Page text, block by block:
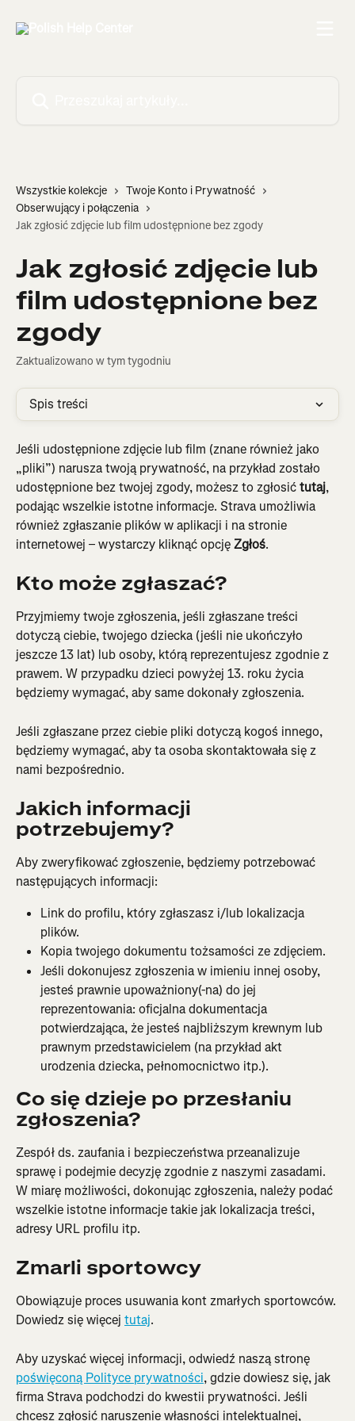
Wszystkie kolekcje
Twoje Konto i Prywatność
Obserwujący i połączenia
Jak zgłosić zdjęcie lub film udostępnione bez zgody
Jak zgłosić zdjęcie lub
film udostępnione bez
zgody
Zaktualizowano w tym tygodniu
Spis treści
Jeśli udostępnione zdjęcie lub film (znane również jako
„pliki”) narusza twoją prywatność, na przykład zostało
udostępnione bez twojej zgody, możesz to zgłosić tutaj,
podając wszelkie istotne informacje. Strava umożliwia
również zgłaszanie plików w aplikacji i na stronie
internetowej – wystarczy kliknąć opcję Zgłoś.
Kto może zgłaszać?
Przyjmiemy twoje zgłoszenia, jeśli zgłaszane treści
dotyczą ciebie, twojego dziecka (jeśli nie ukończyło
jeszcze 13 lat) lub osoby, którą reprezentujesz zgodnie z
prawem. W przypadku dzieci powyżej 13. roku życia
będziemy wymagać, aby same dokonały zgłoszenia.
Jeśli zgłaszane przez ciebie pliki dotyczą kogoś innego,
będziemy wymagać, aby ta osoba skontaktowała się z
nami bezpośrednio.
Jakich informacji
potrzebujemy?
Aby zweryfikować zgłoszenie, będziemy potrzebować
następujących informacji:
Link do profilu, który zgłaszasz i/lub lokalizacja
plików.
Kopia twojego dokumentu tożsamości ze zdjęciem.
Jeśli dokonujesz zgłoszenia w imieniu innej osoby,
jesteś prawnie upoważniony(-na) do jej
reprezentowania: oficjalna dokumentacja
potwierdzająca, że jesteś najbliższym krewnym lub
prawnym przedstawicielem (na przykład akt
urodzenia dziecka, pełnomocnictwo itp.).
Co się dzieje po przesłaniu
zgłoszenia?
Zespół ds. zaufania i bezpieczeństwa przeanalizuje
sprawę i podejmie decyzję zgodnie z naszymi zasadami.
W miarę możliwości, dokonując zgłoszenia, należy podać
wszelkie istotne informacje takie jak lokalizacja treści,
adresy URL profilu itp.
Zmarli sportowcy
Obowiązuje proces usuwania kont zmarłych sportowców.
Dowiedz się więcej tutaj.
Aby uzyskać więcej informacji, odwiedź naszą stronę
poświęconą Polityce prywatności, gdzie dowiesz się, jak
firma Strava podchodzi do kwestii prywatności. Jeśli
chcesz zgłosić naruszenie własności intelektualnej,